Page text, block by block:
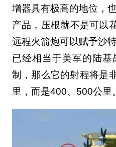
增器具有极高的地位，
产品，压根就不是可以
远程火箭炮可以赋予沙
已经相当于美军的陆
制，那么它的射程将是
里，而是400、500公里。